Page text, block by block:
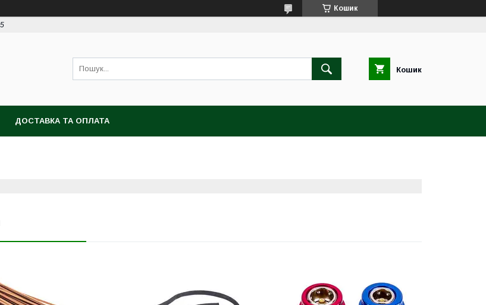
Кошик
Кошик
ДОСТАВКА ТА ОПЛАТА